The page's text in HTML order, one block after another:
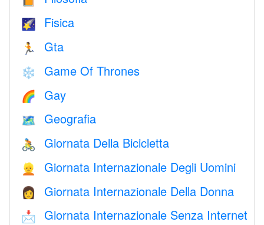
🌠 Fisica
🏃 Gta
❄️ Game Of Thrones
🌈 Gay
🗺 Geografia
🚴 Giornata Della Bicicletta
👱 Giornata Internazionale Degli Uomini
👩 Giornata Internazionale Della Donna
📩 Giornata Internazionale Senza Internet